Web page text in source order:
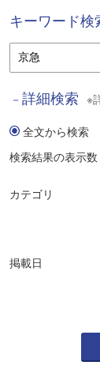
キーワード検
－ 詳細検索 ※
全文から検索
検索結果の表示数
カテゴリ
掲載日